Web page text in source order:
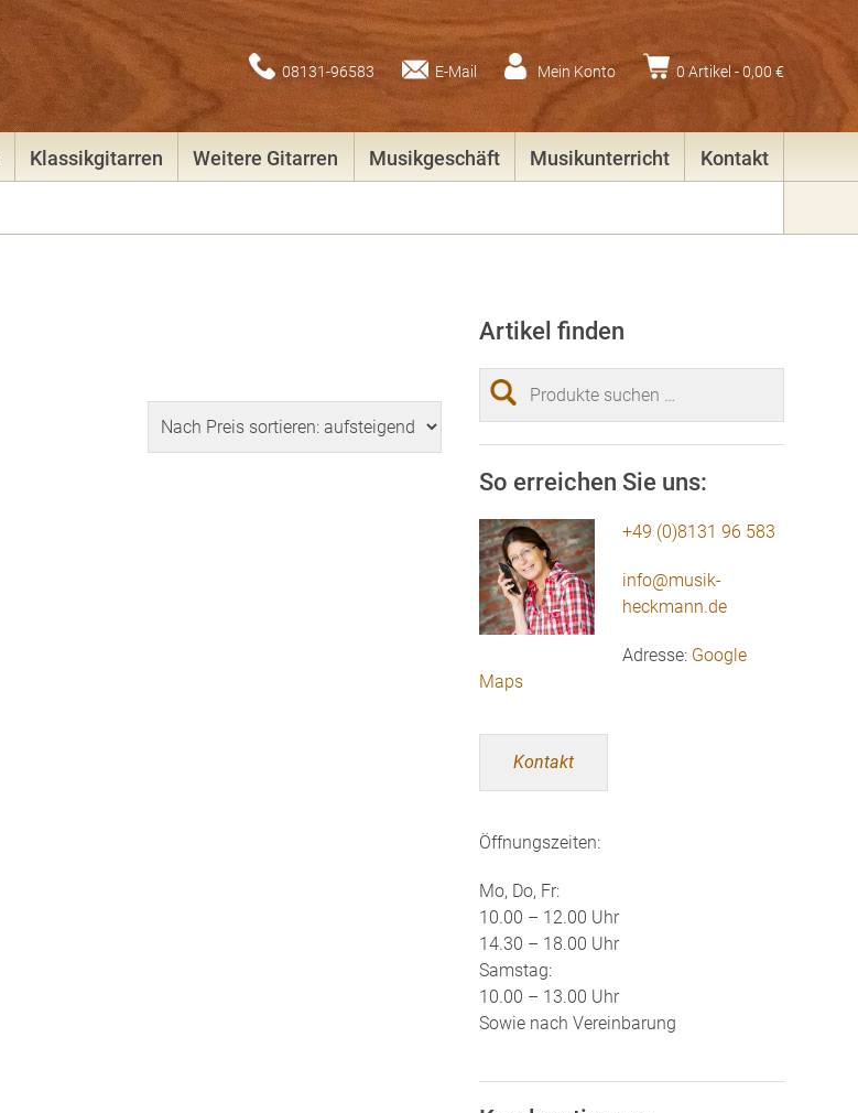
08131-96583 E-Mail Mein Konto 0 Artikel -0,00 €
Klassikgitarren Weitere Gitarren Musikgeschäft Musikunterricht Kontakt
Artikel finden
Suchen
nach:
So erreichen Sie uns:
+49 (0)8131 96 583
info@musik-
heckmann.de
Adresse: Google
Maps
Kontakt
Öffnungszeiten:
Mo, Do, Fr:
10.00 – 12.00 Uhr
14.30 – 18.00 Uhr
Samstag:
10.00 – 13.00 Uhr
Sowie nach Vereinbarung